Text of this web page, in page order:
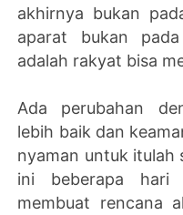
akhirnya bukan
aparat bukan
adalah rakyat bisa
Ada perubahan
lebih baik dan
nyaman untuk itulah
ini beberapa hari
membuat rencana